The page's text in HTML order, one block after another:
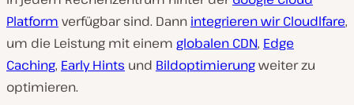
Platform verfügbar sind. Dann integrieren wir Cloudlfare,
um die Leistung mit einem globalen CDN, Edge
Caching, Early Hints und Bildoptimierungweiter zu
optimieren.